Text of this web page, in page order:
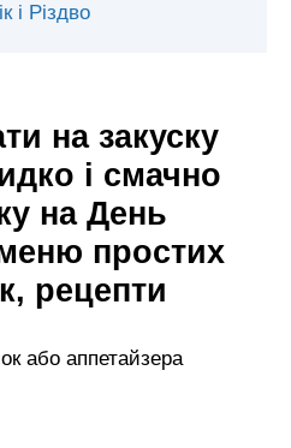
і Різдво
на закуску
і смачно
на День
простих
рецепти
або аппетайзера